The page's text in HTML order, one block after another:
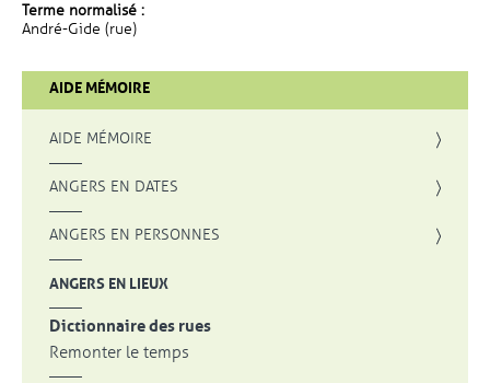
Terme normalisé :
André-Gide (rue)
AIDE MÉMOIRE
AIDE MÉMOIRE
ANGERS EN DATES
ANGERS EN PERSONNES
ANGERS EN LIEUX
Dictionnaire des rues
Remonter le temps